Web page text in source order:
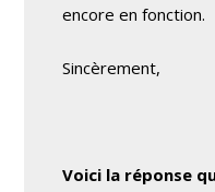
encore en fonction.
Sincèrement,
Voici la réponse